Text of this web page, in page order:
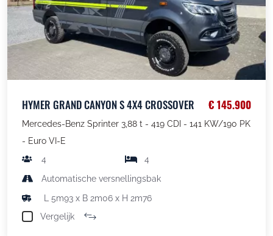
HYMER GRAND CANYON S 4X4 CROSSOVER € 145.900
Mercedes-Benz Sprinter 3,88 t - 419 CDI - 141 KW/190 PK
- Euro VI-E
4
4
Automatische versnellingsbak
L 5m93 x B 2m06 x H 2m76
Vergelijk